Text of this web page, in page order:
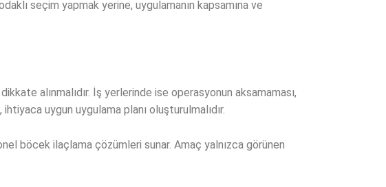
seçim yapmak yerine, uygulamanın kapsamına ve
alınmalıdır. İş yerlerinde ise operasyonun aksamaması,
uygun uygulama planı oluşturulmalıdır.
böcek ilaçlama çözümleri sunar. Amaç yalnızca görünen